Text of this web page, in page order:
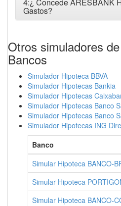
4:¿ Concede ARESBANK
Gastos?
Otros simuladores
Bancos
Simulador Hipoteca BBVA
Simulador Hipotecas Bankia
Simulador Hipotecas
Simulador Hipotecas Banco
Simulador Hipotecas Banco
Simulador Hipotecas ING
Banco
Simular Hipoteca BANCO-
Simular Hipoteca
Simular Hipoteca BANCO-